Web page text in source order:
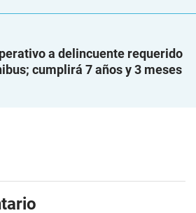
a delincuente requerido
cumplirá 7 años y 3 meses